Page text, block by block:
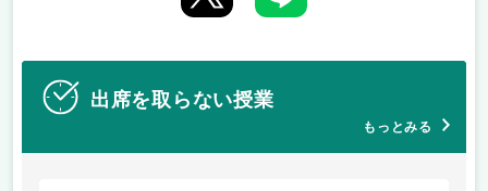
出席を取らない授業
もっとみる